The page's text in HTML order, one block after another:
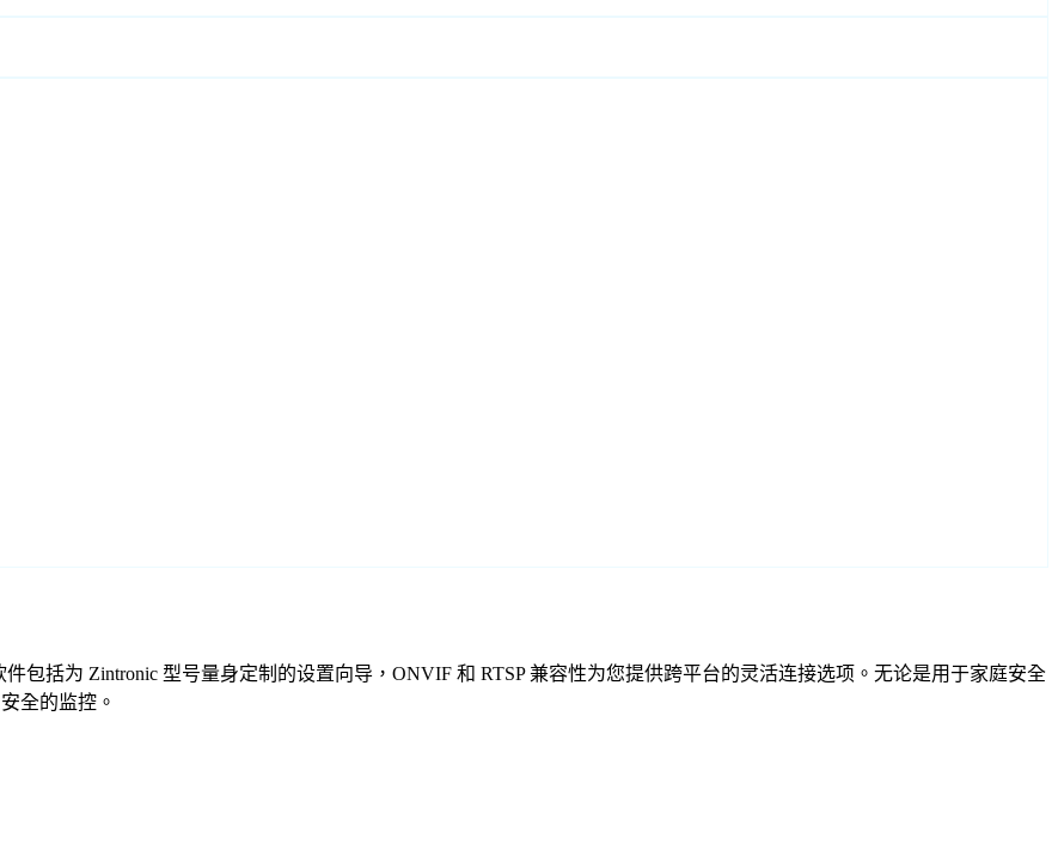
包括为 Zintronic 型号量身定制的设置向导，ONVIF 和 RTSP 兼容性为您提供跨平台的灵活连接选项。无论是用于家庭安全
全的监控。